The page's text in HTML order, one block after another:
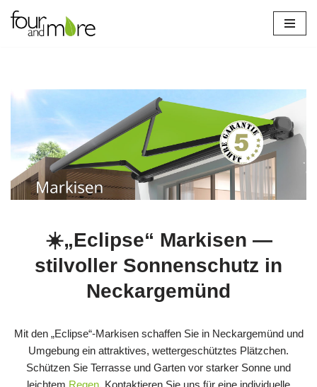
Zum
☀️„Eclipse“ Markisen —
stilvoller Sonnenschutz in
Neckargemünd
Mit den „Eclipse“-Markisen schaffen Sie in Neckargemünd und
Umgebung ein attraktives, wettergeschütztes Plätzchen.
Schützen Sie Terrasse und Garten vor starker Sonne und
leichtem Regen. Kontaktieren Sie uns für eine individuelle